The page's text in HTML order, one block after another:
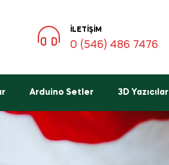
İLETIŞIM
0 (546) 486 7476
Arduino Setler 3D Yazıcılar